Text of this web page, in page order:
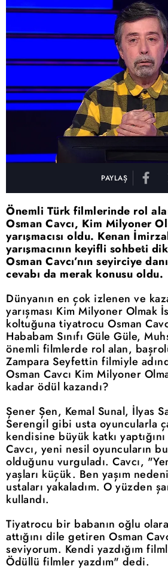
PAYLAŞ
Önemli Türk filmlerinde rol
Osman Cavcı, Kim Milyoner
yarışmacısı oldu. Kenan
yarışmacının keyifli sohbeti
Osman Cavcı’nın seyirciye
cevabı da merak konusu oldu.
Dünyanın en çok izlenen ve
yarışması Kim Milyoner Olmak
koltuğuna tiyatrocu Osman
Hababam Sınıfı Güle Güle,
önemli filmlerde rol alan,
Zampara Seyfettin filmiyle
Osman Cavcı Kim Milyoner
kadar ödül kazandı?
Şener Şen, Kemal Sunal, İlyas
Serengil gibi usta oyuncularla
kendisine büyük katkı
Cavcı, yeni nesil oyuncuların
olduğunu vurguladı. Cavcı,
yaşları küçük. Ben yaşım
ustaları yakaladım. O yüzden
kullandı.
Tiyatrocu bir babanın oğlu
attığını dile getiren Osman
seviyorum. Kendi yazdığım
Ödüllü filmler yazdım" dedi.